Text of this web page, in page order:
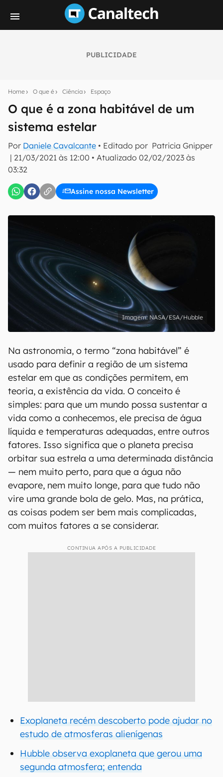
PUBLICIDADE
Home O que é Ciência Espaço
O que é a zona habitável de um
sistema estelar
Por Daniele Cavalcante • Editado por Patricia Gnipper
| 21/03/2021 às 12:00 • Atualizado 02/02/2023 às
03:32
Assine nossa Newsletter
notícias e reviews sobre tecnologia em primeira
E-mail
Confirmo que li, aceito e concordo com os
NASA/ESA/Hubble
Na astronomia, o termo “zona habitável” é
usado para definir a região de um sistema
estelar em que as condições permitem, em
teoria, a existência da vida. O conceito é
simples: para que um mundo possa sustentar a
vida como a conhecemos, ele precisa de água
líquida e temperaturas adequadas, entre outros
fatores. Isso significa que o planeta precisa
orbitar sua estrela a uma determinada distância
— nem muito perto, para que a água não
evapore, nem muito longe, para que tudo não
vire uma grande bola de gelo. Mas, na prática,
as coisas podem ser bem mais complicadas,
com muitos fatores a se considerar.
CONTINUA APÓS A PUBLICIDADE
Exoplaneta recém descoberto pode ajudar no
estudo de atmosferas alienígenas
Hubble observa exoplaneta que gerou uma
segunda atmosfera; entenda